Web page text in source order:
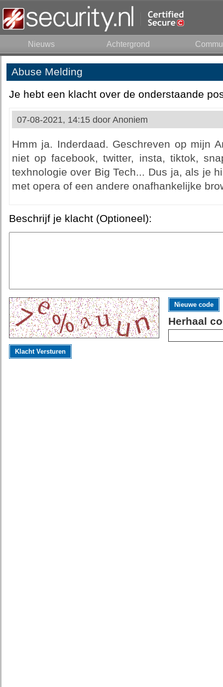
Nieuws Achtergrond
Abuse Melding
Je hebt een klacht over de onderstaande
07-08-2021, 14:15 door Anoniem
Hmm ja. Inderdaad. Geschreven op mijn
niet op facebook, twitter, insta, tiktok,
texhnologie over Big Tech... Dus ja, als je
met opera of een andere onafhankelijke
Beschrijf je klacht (Optioneel):
Nieuwe code
Herhaal
Klacht Versturen